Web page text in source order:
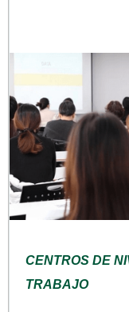
CENTROS DE
TRABAJO